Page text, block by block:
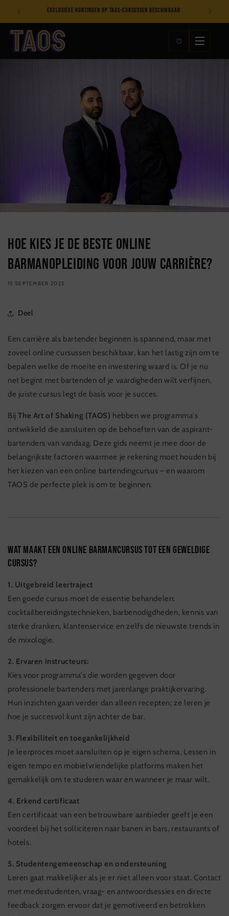
naar de
Exclusieve kortingen op TAOS-cursussen beschikbaar
Hoe kies je de beste online
barmanopleiding voor jouw carrière?
15 SEPTEMBER 2025
Deel
Een carrière als bartender beginnen is spannend, maar met
zoveel online cursussen beschikbaar, kan het lastig zijn om te
bepalen welke de moeite en investering waard is. Of je nu
net begint met bartenden of je vaardigheden wilt verfijnen,
de juiste cursus legt de basis voor je succes.
BijThe Art of Shaking (TAOS) hebben we programma's
ontwikkeld die aansluiten op de behoeften van de aspirant-
bartenders van vandaag. Deze gids neemt je mee door de
belangrijkste factoren waarmee je rekening moet houden bij
het kiezen van een online bartendingcursus – en waarom
TAOS de perfecte plek is om te beginnen.
Wat maakt een online barmancursus tot een geweldige
cursus?
1. Uitgebreid leertraject
Een goede cursus moet de essentie behandelen:
cocktailbereidingstechnieken, barbenodigdheden, kennis van
sterke dranken, klantenservice en zelfs de nieuwste trends in
de mixologie.
2. Ervaren instructeurs:
Kies voor programma's die worden gegeven door
professionele bartenders met jarenlange praktijkervaring.
Hun inzichten gaan verder dan alleen recepten; ze leren je
hoe je succesvol kunt zijn achter de bar.
3. Flexibiliteit en toegankelijkheid
Je leerproces moet aansluiten op je eigen schema. Lessen in
eigen tempo en mobielvriendelijke platforms maken het
gemakkelijk om te studeren waar en wanneer je maar wilt.
4. Erkend certificaat
Een certificaat van een betrouwbare aanbieder geeft je een
voordeel bij het solliciteren naar banen in bars, restaurants of
hotels.
5. Studentengemeenschap en ondersteuning
Leren gaat makkelijker als je er niet alleen voor staat. Contact
met medestudenten, vraag- en antwoordsessies en directe
feedback zorgen ervoor dat je gemotiveerd en betrokken